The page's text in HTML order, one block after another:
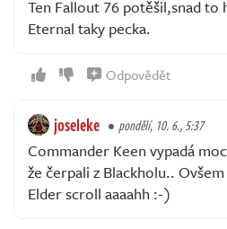
Ten Fallout 76 potěšil,snad to
Eternal taky pecka.
Odpovědět
joseleke pondělí, 10. 6., 5:37
Commander Keen vypadá
že čerpali z Blackholu..
Elder scroll aaaahh :-)